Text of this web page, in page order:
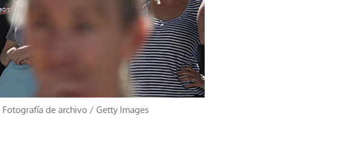
de archivo / Getty Images